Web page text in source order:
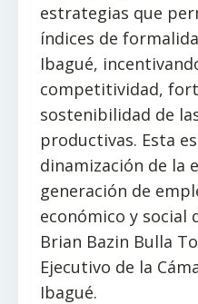
estrategias que
índices de
Ibagué,
competitividad,
sostenibilidad de
productivas. Esta
dinamización de la
generación de
económico y social
Brian Bazin Bulla
Ejecutivo de la
Ibagué.